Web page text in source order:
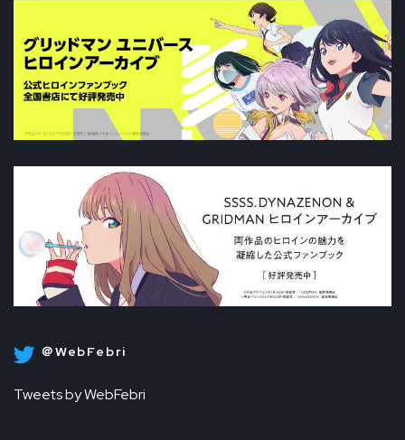
＠WebFebri
Tweets by WebFebri